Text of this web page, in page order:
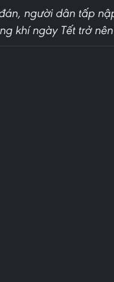
người dân tấp
khí ngày Tết trở